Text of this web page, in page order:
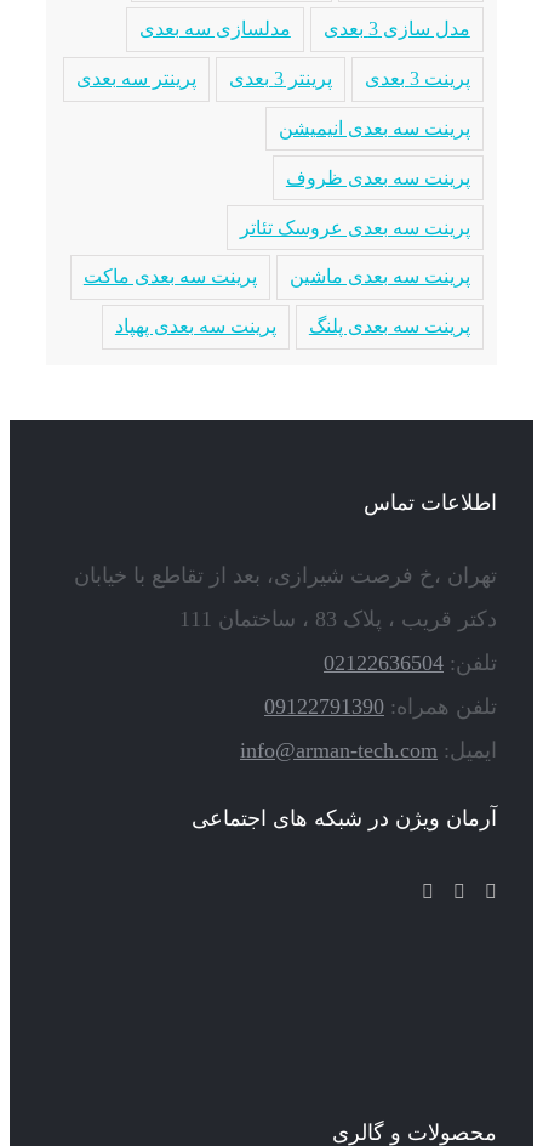
مدل سازی 3 بعدی مدلسازی سه بعدی
پرینت 3 بعدی پرینتر 3 بعدی پرینتر سه بعدی
پرینت سه بعدی انیمیشن
پرینت سه بعدی ظروف
پرینت سه بعدی عروسک تئاتر
پرینت سه بعدی ماشین پرینت سه بعدی ماکت
پرینت سه بعدی پلنگ پرینت سه بعدی پهپاد
اطلاعات تماس
تهران ،خ فرصت شیرازی، بعد از تقاطع با خیابان
دکتر قریب ، پلاک 83 ، ساختمان 111
تلفن: 02122636504
تلفن همراه: 09122791390
ایمیل: info@arman-tech.com
آرمان ویژن در شبکه های اجتماعی
محصولات و گالری